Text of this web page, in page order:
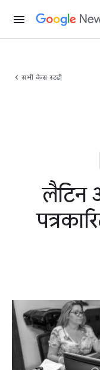
menu
chevron_left सभी केस स्टडी
लैटिन